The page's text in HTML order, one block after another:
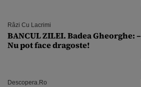
Râzi Cu Lacrimi
BANCUL ZILEI. Badea Gheorghe: –
Nu pot face dragoste!
Descopera.ro